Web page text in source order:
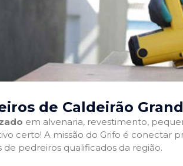
de Caldeirão
em alvenaria, revestimento,
certo! A missão do Grifo é conectar
pedreiros qualificados da região.